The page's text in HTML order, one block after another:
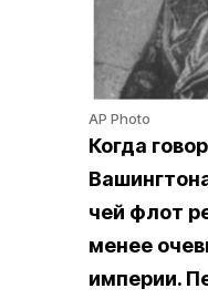
AP Photo
Когда
чей флот
менее
империи.